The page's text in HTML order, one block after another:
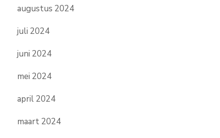
augustus 2024
juli 2024
juni 2024
mei 2024
april 2024
maart 2024